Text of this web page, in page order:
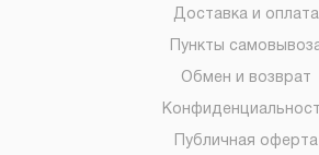
Доставка и оплата
Пункты
Обмен и возврат
Публичная оферта